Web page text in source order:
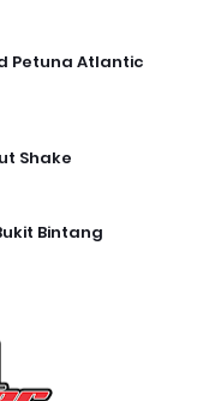
Petuna Atlantic
Shake
Bintang